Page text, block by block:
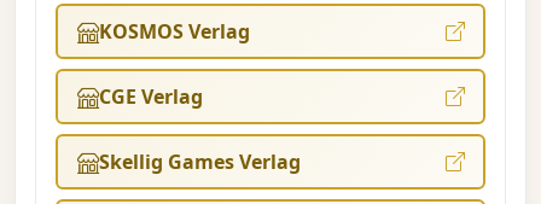
KOSMOS Verlag
CGE Verlag
Skellig Games Verlag